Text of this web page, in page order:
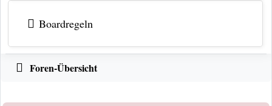
Boardregeln
Foren-Übersicht